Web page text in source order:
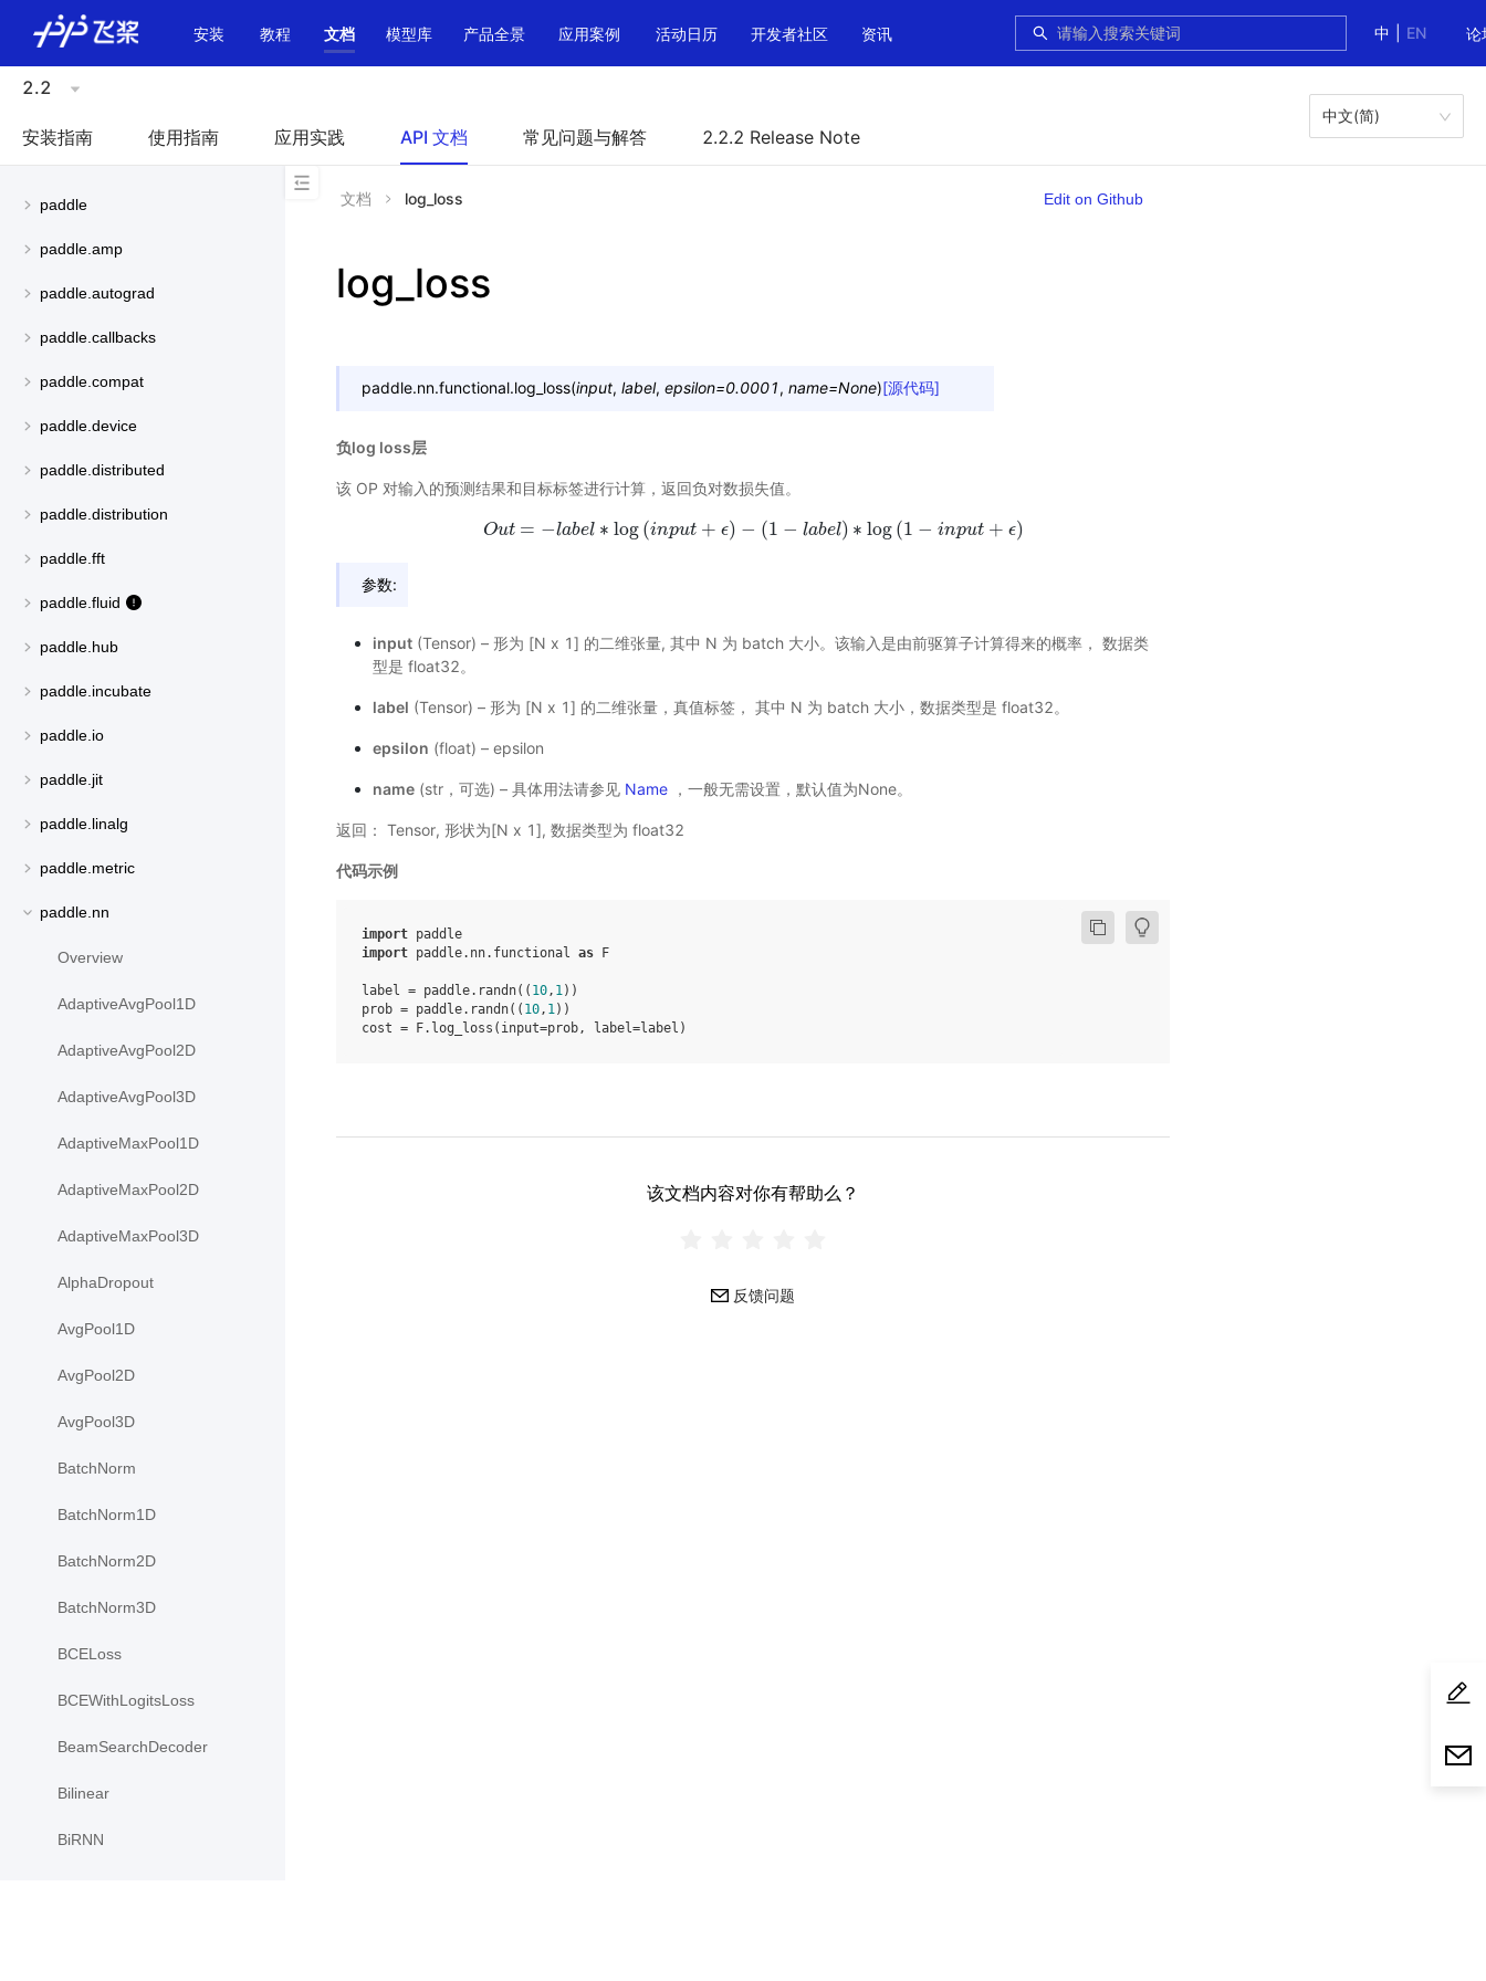
中
EN 论
安装 教程 文档 模型库 产品全景 应用案例 活动日历 开发者社区 资讯
2.2
安装指南 使用指南 应用实践 API 文档 常见问题与解答 2.2.2 Release Note
中文(简)
paddle
paddle.amp
paddle.autograd
paddle.callbacks
paddle.compat
paddle.device
paddle.distributed
paddle.distribution
paddle.fft
paddle.fluid
paddle.hub
paddle.incubate
paddle.io
paddle.jit
paddle.linalg
paddle.metric
paddle.nn
Overview
AdaptiveAvgPool1D
AdaptiveAvgPool2D
AdaptiveAvgPool3D
AdaptiveMaxPool1D
AdaptiveMaxPool2D
AdaptiveMaxPool3D
AlphaDropout
AvgPool1D
AvgPool2D
AvgPool3D
BatchNorm
BatchNorm1D
BatchNorm2D
BatchNorm3D
BCELoss
BCEWithLogitsLoss
BeamSearchDecoder
Bilinear
BiRNN
文档 log_loss Edit on Github
log_loss
paddle.nn.functional.log_loss(input, label, epsilon=0.0001, name=None)[源代码]
负log loss层
该 OP 对输入的预测结果和目标标签进行计算，返回负对数损失值。
Out = −label ∗ log(input + ϵ) − (1 − label) ∗ log(1 − input + ϵ)
Out=− labe l∗log(in pu t+ϵ )− 1− label)∗log( 1−in pu +ϵ )
参数:
input(Tensor) – 形为 [N x 1] 的二维张量, 其中 N 为 batch 大小。该输入是由前驱算子计算得来的概率， 数据类
型是 float32。
label (Tensor) – 形为 [N x 1] 的二维张量，真值标签， 其中 N 为 batch 大小，数据类型是 float32。
epsilon (float) – epsilon
name(str，可选) – 具体用法请参见 Name，一般无需设置，默认值为None。
返回： Tensor, 形状为[N x 1], 数据类型为 float32
代码示例
import paddle
import paddle.nn.functional as F
label = paddle. randn(( 10, 1))
prob = paddle. randn(( 10, 1))
cost = F. log_loss ( input=prob, label=label )
该文档内容对你有帮助么？
反馈问题